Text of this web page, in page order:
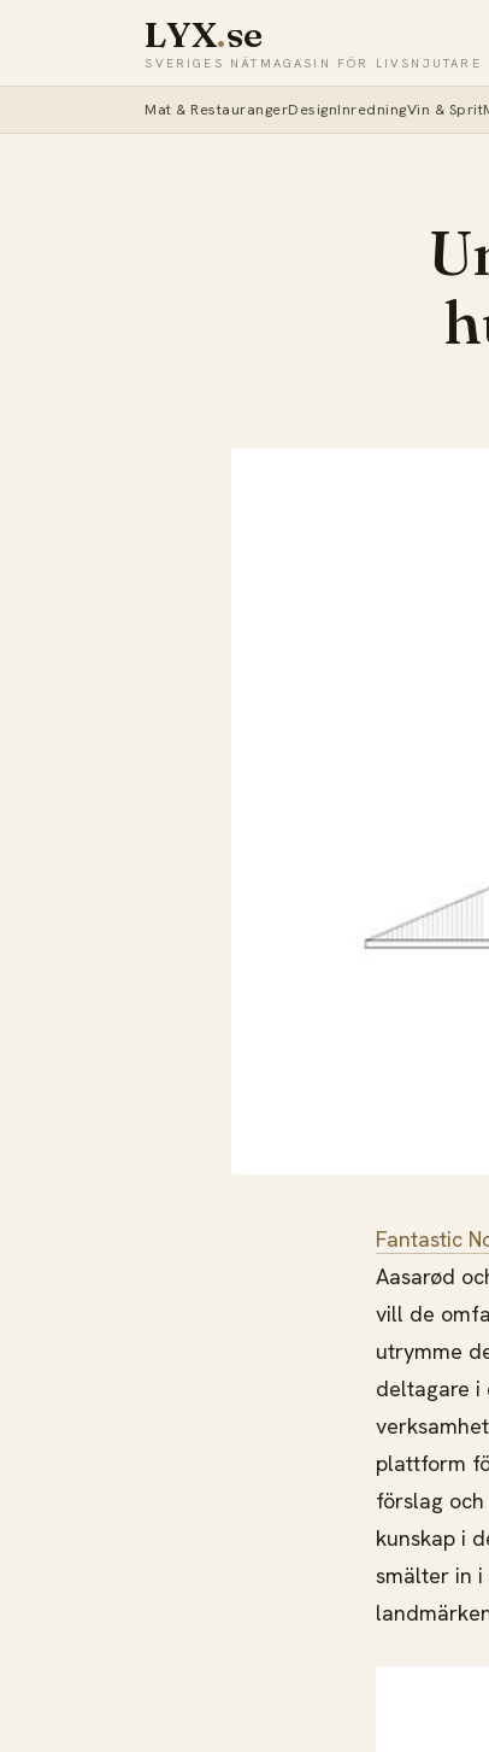
LYX.se
SVERIGES NÄTMAGASIN FÖR LIVSNJUTARE
Mat & RestaurangerDesignInredningVin & Sprit
Fantastic
Aasarød
vill de
utrymme
deltagare i
plattform
förslag
kunskap i
smälter in i